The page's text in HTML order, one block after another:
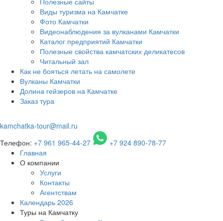
Виды туризма на Камчатке
Фото Камчатки
Видеонаблюдения за вулканами Камчатки
Каталог предприятий Камчатки
Полезные свойства камчатских деликатесов
Читальный зал
Как не бояться летать на самолете
Вулканы Камчатки
Долина гейзеров на Камчатке
Заказ тура
kamchatka-tour@mail.ru
Телефон: +7 961 965-44-27
+7 924 890-78-77
Главная
О компании
Услуги
Контакты
Агентствам
Календарь 2026
Туры на Камчатку